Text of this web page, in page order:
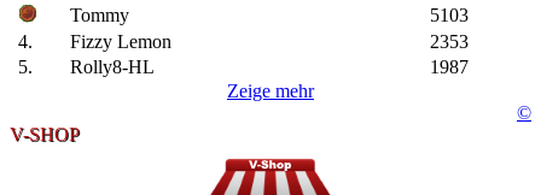
Tommy
5103
4.
Fizzy Lemon
2353
5.
Rolly8-HL
1987
Zeige mehr
©
V-SHOP